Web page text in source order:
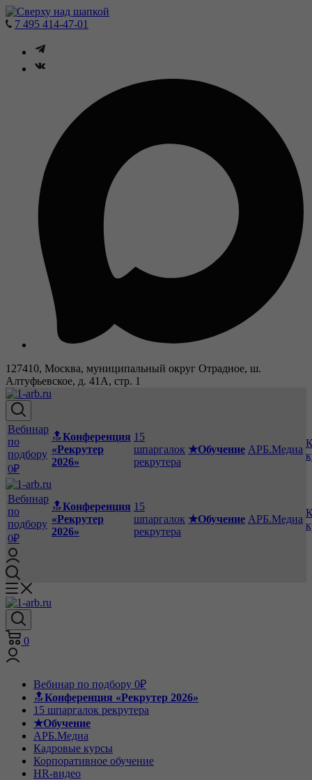
7 495 414-47-01
127410, Москва, муниципальный округ Отрадное, ш.
Алтуфьевское, д. 41А, стр. 1
Вебинар
по
подбору
0₽
🔝Конференция
«Рекрутер
2026»
15
шпаргалок
рекрутера
★Обучение АРБ.Медиа
Вебинар
по
подбору
0₽
🔝Конференция
«Рекрутер
2026»
15
шпаргалок
рекрутера
★Обучение АРБ.Медиа
0
Вебинар по подбору 0₽
🔝Конференция «Рекрутер 2026»
15 шпаргалок рекрутера
★Обучение
АРБ.Медиа
Кадровые курсы
Корпоративное обучение
HR-видео